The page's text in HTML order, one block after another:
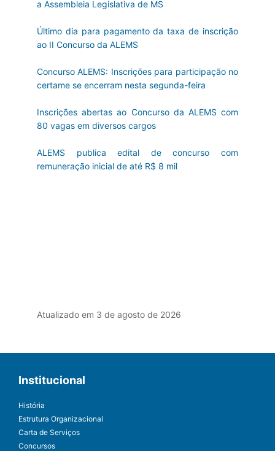
a Assembleia Legislativa de MS
Último dia para pagamento da taxa de inscrição
ao II Concurso da ALEMS
Concurso ALEMS: Inscrições para participação no
certame se encerram nesta segunda-feira
Inscrições abertas ao Concurso da ALEMS com
80 vagas em diversos cargos
ALEMS publica edital de concurso com
remuneração inicial de até R$ 8 mil
Atualizado em 3 de agosto de 2026
Institucional
História
Estrutura Organizacional
Carta de Serviços
Concursos